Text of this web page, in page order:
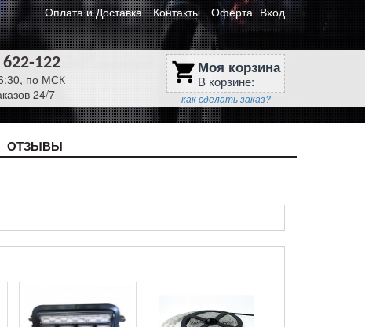
Оплата и Доставка Контакты Оферта Вход
122
по МСК
24/7
shopping_cart Моя корзина
В корзине:
как сделать заказ?
ОТЗЫВЫ